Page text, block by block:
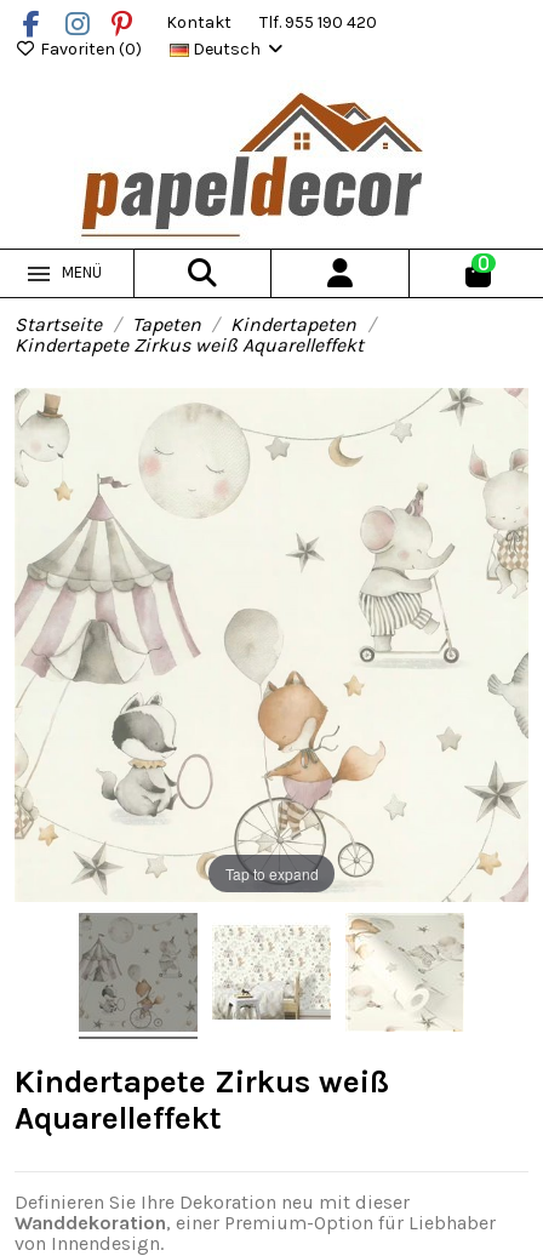
Kontakt
Tlf. 955 190 420
Favoriten (0) Deutsch
MENÜ 0
Startseite Tapeten
Kindertapeten
Kindertapete Zirkus weiß Aquarelleffekt
Tap to expand
Kindertapete Zirkus weiß
Aquarelleffekt
Definieren Sie Ihre Dekoration neu mit dieser
Wanddekoration, einer Premium-Option für Liebhaber
von Innendesign.